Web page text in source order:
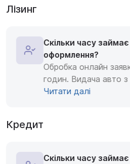
Лізинг
Скільки часу
оформлення?
Обробка онлайн
годин. Видача авто
Читати далі
Кредит
Скільки часу